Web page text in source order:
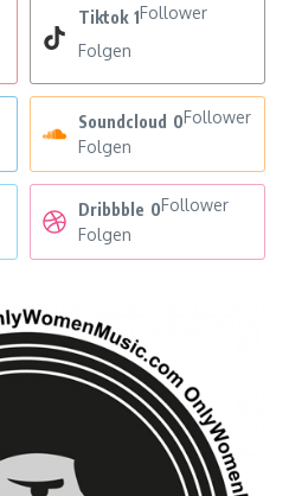
Tiktok 1Follower
Folgen
Soundcloud 0Follower
Folgen
Dribbble 0Follower
Folgen